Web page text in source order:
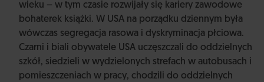
wieku – w tym czasie rozwijały się kariery zawodowe
bohaterek książki. W USA na porządku dziennym była
wówczas segregacja rasowa i dyskryminacja płciowa.
Czarni i biali obywatele USA uczęszczali do oddzielnych
szkół, siedzieli w wydzielonych strefach w autobusach i
pomieszczeniach w pracy, chodzili do oddzielnych